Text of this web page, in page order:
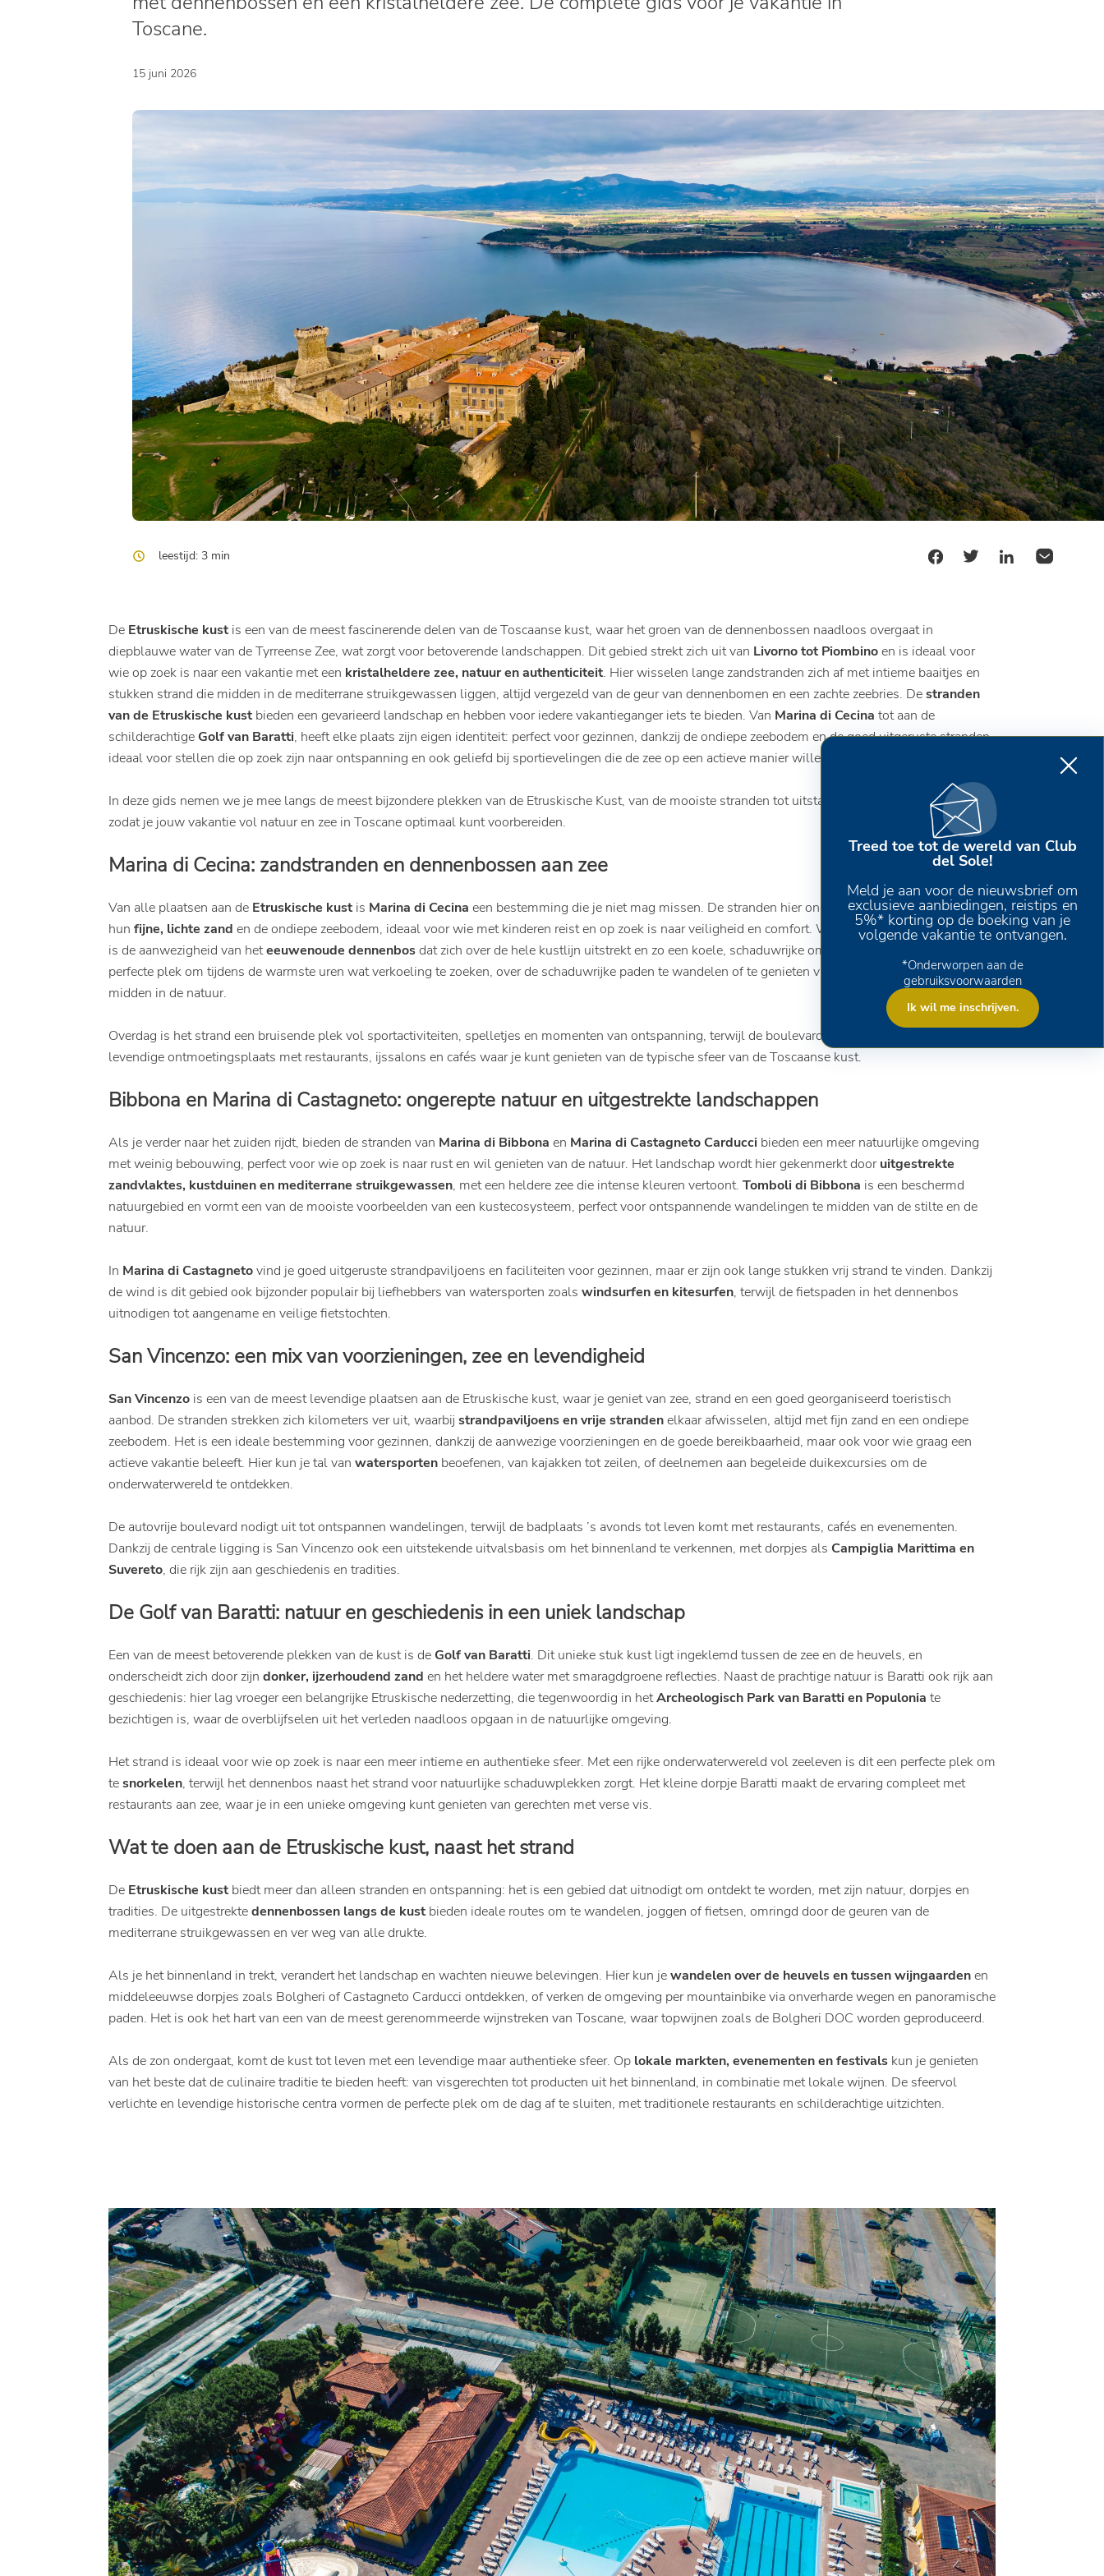
Toscane.
15 juni 2026
leestijd: 3 min
De Etruskische kust is een van de meest fascinerende delen van de Toscaanse kust, waar het groen van de dennenbossen naadloos overgaat in
diepblauwe water van de Tyrreense Zee, wat zorgt voor betoverende landschappen. Dit gebied strekt zich uit van Livorno tot Piombinoen is ideaal voor
wie op zoek is naar een vakantie met een kristalheldere zee, natuur en authenticiteit. Hier wisselen lange zandstranden zich af met intieme baaitjes en
stukken strand die midden in de mediterrane struikgewassen liggen, altijd vergezeld van de geur van dennenbomen en een zachte zeebries. Destranden
van de Etruskische kust bieden een gevarieerd landschap en hebben voor iedere vakantieganger iets te bieden. Van Marina di Cecina tot aan de
schilderachtige Golf van Baratti, heeft elke plaats zijn eigen identiteit: perfect voor gezinnen, dankzij de ondiepe zeebodem en de goed uitgeruste stranden,
ideaal voor stellen die op zoek zijn naar ontspanning en ook geliefd bij sportievelingen die de zee op een actieve manier willen beleven.
In deze gids nemen we je mee langs de meest bijzondere plekken van de Etruskische Kust, van de mooiste stranden tot uitstapjes die je niet mag missen,
zodat je jouw vakantie vol natuur en zee in Toscane optimaal kunt voorbereiden.
Marina di Cecina: zandstranden en dennenbossen aan zee
Van alle plaatsen aan de Etruskische kust is Marina di Cecina een bestemming die je niet mag missen. De stranden hier onderscheiden zich door
hun fijne, lichte zand en de ondiepe zeebodem, ideaal voor wie met kinderen reist en op zoek is naar veiligheid en comfort. Wat deze kust zo uniek maakt,
is de aanwezigheid van heteeuwenoude dennenbosdat zich over de hele kustlijn uitstrekt en zo een koele, schaduwrijke omgeving creëert. Het is de
perfecte plek om tijdens de warmste uren wat verkoeling te zoeken, over de schaduwrijke paden te wandelen of te genieten van een verkwikkende pauze
midden in de natuur.
Overdag is het strand een bruisende plek vol sportactiviteiten, spelletjes en momenten van ontspanning, terwijl de boulevard ’s avonds verandert in een
levendige ontmoetingsplaats met restaurants, ijssalons en cafés waar je kunt genieten van de typische sfeer van de Toscaanse kust.
Bibbona en Marina di Castagneto: ongerepte natuur en uitgestrekte landschappen
Als je verder naar het zuiden rijdt, bieden de stranden van Marina di Bibbona en Marina di Castagneto Carducci bieden een meer natuurlijke omgeving
met weinig bebouwing, perfect voor wie op zoek is naar rust en wil genieten van de natuur. Het landschap wordt hier gekenmerkt dooruitgestrekte
zandvlaktes, kustduinen en mediterrane struikgewassen, met een heldere zee die intense kleuren vertoont. Tomboli di Bibbona is een beschermd
natuurgebied en vormt een van de mooiste voorbeelden van een kustecosysteem, perfect voor ontspannende wandelingen te midden van de stilte en de
natuur.
In Marina di Castagnetovind je goed uitgeruste strandpaviljoens en faciliteiten voor gezinnen, maar er zijn ook lange stukken vrij strand te vinden. Dankzij
de wind is dit gebied ook bijzonder populair bij liefhebbers van watersporten zoals windsurfen en kitesurfen, terwijl de fietspaden in het dennenbos
uitnodigen tot aangename en veilige fietstochten.
San Vincenzo: een mix van voorzieningen, zee en levendigheid
San Vincenzo is een van de meest levendige plaatsen aan de Etruskische kust, waar je geniet van zee, strand en een goed georganiseerd toeristisch
aanbod. De stranden strekken zich kilometers ver uit, waarbij strandpaviljoens en vrije strandenelkaar afwisselen, altijd met fijn zand en een ondiepe
zeebodem. Het is een ideale bestemming voor gezinnen, dankzij de aanwezige voorzieningen en de goede bereikbaarheid, maar ook voor wie graag een
actieve vakantie beleeft. Hier kun je tal van watersporten beoefenen, van kajakken tot zeilen, of deelnemen aan begeleide duikexcursies om de
onderwaterwereld te ontdekken.
De autovrije boulevard nodigt uit tot ontspannen wandelingen, terwijl de badplaats ’s avonds tot leven komt met restaurants, cafés en evenementen.
Dankzij de centrale ligging is San Vincenzo ook een uitstekende uitvalsbasis om het binnenland te verkennen, met dorpjes als Campiglia Marittima en
Suvereto, die rijk zijn aan geschiedenis en tradities.
De Golf van Baratti: natuur en geschiedenis in een uniek landschap
Een van de meest betoverende plekken van de kust is de Golf van Baratti. Dit unieke stuk kust ligt ingeklemd tussen de zee en de heuvels, en
onderscheidt zich door zijn donker, ijzerhoudend zand en het heldere water met smaragdgroene reflecties. Naast de prachtige natuur is Baratti ook rijk aan
geschiedenis: hier lag vroeger een belangrijke Etruskische nederzetting, die tegenwoordig in hetArcheologisch Park van Baratti en Populonia te
bezichtigen is, waar de overblijfselen uit het verleden naadloos opgaan in de natuurlijke omgeving.
Het strand is ideaal voor wie op zoek is naar een meer intieme en authentieke sfeer. Met een rijke onderwaterwereld vol zeeleven is dit een perfecte plek om
tesnorkelen, terwijl het dennenbos naast het strand voor natuurlijke schaduwplekken zorgt. Het kleine dorpje Baratti maakt de ervaring compleet met
restaurants aan zee, waar je in een unieke omgeving kunt genieten van gerechten met verse vis.
Wat te doen aan de Etruskische kust, naast het strand
De Etruskische kust biedt meer dan alleen stranden en ontspanning: het is een gebied dat uitnodigt om ontdekt te worden, met zijn natuur, dorpjes en
tradities. De uitgestrektedennenbossen langs de kust bieden ideale routes om te wandelen, joggen of fietsen, omringd door de geuren van de
mediterrane struikgewassen en ver weg van alle drukte.
Als je het binnenland in trekt, verandert het landschap en wachten nieuwe belevingen. Hier kun jewandelen over de heuvels en tussen wijngaardenen
middeleeuwse dorpjes zoals Bolgheri of Castagneto Carducci ontdekken, of verken de omgeving per mountainbike via onverharde wegen en panoramische
paden. Het is ook het hart van een van de meest gerenommeerde wijnstreken van Toscane, waar topwijnen zoals de Bolgheri DOC worden geproduceerd.
Als de zon ondergaat, komt de kust tot leven met een levendige maar authentieke sfeer. Op lokale markten, evenementen en festivals kun je genieten
van het beste dat de culinaire traditie te bieden heeft: van visgerechten tot producten uit het binnenland, in combinatie met lokale wijnen. De sfeervol
verlichte en levendige historische centra vormen de perfecte plek om de dag af te sluiten, met traditionele restaurants en schilderachtige uitzichten.
Treed toe tot de wereld van Club
del Sole!
Meld je aan voor de nieuwsbrief om
exclusieve aanbiedingen, reistips en
5%* korting op de boeking van je
volgende vakantie te ontvangen.
*Onderworpen aan de
gebruiksvoorwaarden
Ik wil me inschrijven.